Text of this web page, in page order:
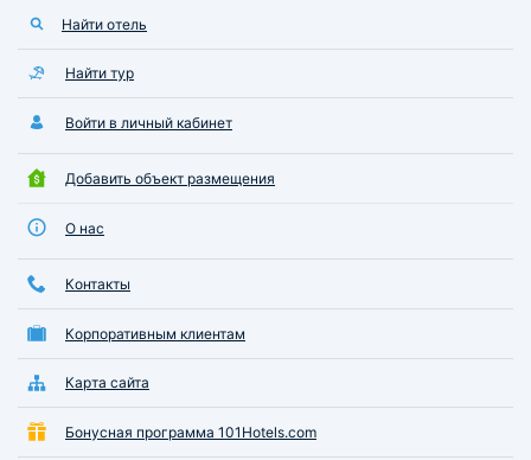
Найти отель
Найти тур
Войти в личный кабинет
Добавить объект размещения
О нас
Контакты
Корпоративным клиентам
Карта сайта
Бонусная программа 101Hotels.com